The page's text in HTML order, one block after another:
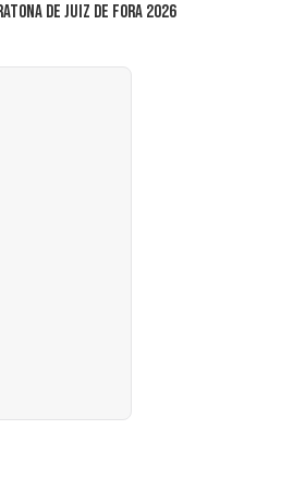
de Juiz de Fora 2026